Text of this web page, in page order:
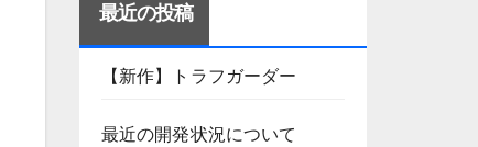
最近の投稿
【新作】トラフガーダー
最近の開発状況について